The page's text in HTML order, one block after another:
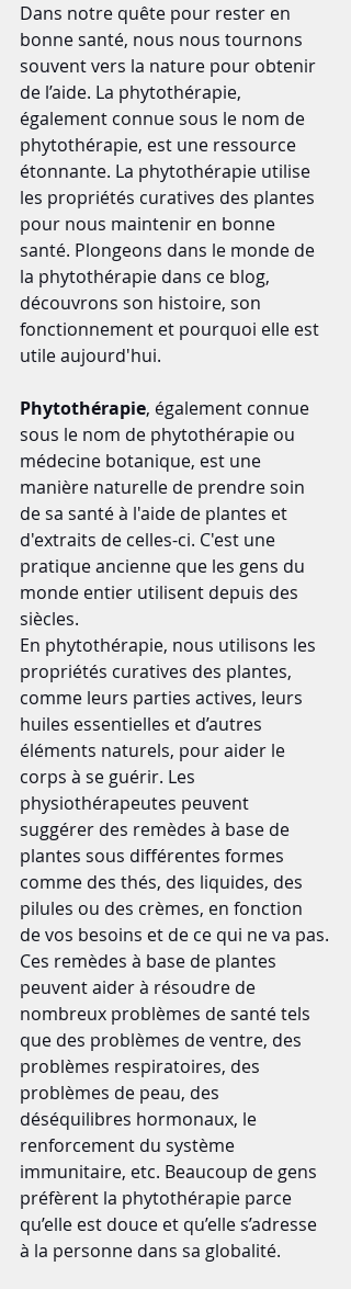
Dans notre quête pour rester en
bonne santé, nous nous tournons
souvent vers la nature pour obtenir
de l’aide. La phytothérapie,
également connue sous le nom de
phytothérapie, est une ressource
étonnante. La phytothérapie utilise
les propriétés curatives des plantes
pour nous maintenir en bonne
santé. Plongeons dans le monde de
la phytothérapie dans ce blog,
découvrons son histoire, son
fonctionnement et pourquoi elle est
utile aujourd'hui.
Phytothérapie, également connue
sous le nom de phytothérapie ou
médecine botanique, est une
manière naturelle de prendre soin
de sa santé à l'aide de plantes et
d'extraits de celles-ci. C'est une
pratique ancienne que les gens du
monde entier utilisent depuis des
siècles.
En phytothérapie, nous utilisons les
propriétés curatives des plantes,
comme leurs parties actives, leurs
huiles essentielles et d’autres
éléments naturels, pour aider le
corps à se guérir. Les
physiothérapeutes peuvent
suggérer des remèdes à base de
plantes sous différentes formes
comme des thés, des liquides, des
pilules ou des crèmes, en fonction
de vos besoins et de ce qui ne va pas.
Ces remèdes à base de plantes
peuvent aider à résoudre de
nombreux problèmes de santé tels
que des problèmes de ventre, des
problèmes respiratoires, des
problèmes de peau, des
déséquilibres hormonaux, le
renforcement du système
immunitaire, etc. Beaucoup de gens
préfèrent la phytothérapie parce
qu’elle est douce et qu’elle s’adresse
à la personne dans sa globalité.